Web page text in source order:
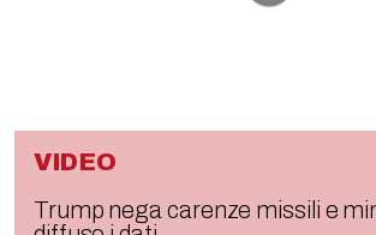
VIDEO
Trump nega carenze missili e